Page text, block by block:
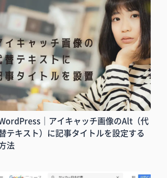
｜アイキャッチ画像のAlt（代
テキスト）に記事タイトルを設定する
法